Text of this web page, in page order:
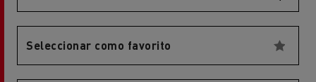
Seleccionar como favorito